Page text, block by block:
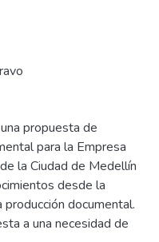
propuesta de
para la Empresa
la Ciudad de Medellín
desde la
documental.
a una necesidad de